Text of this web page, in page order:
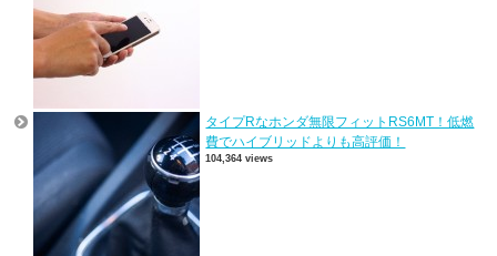
タイプRなホンダ無限フィットRS6MT！低燃
費でハイブリッドよりも高評価！
104,364 views